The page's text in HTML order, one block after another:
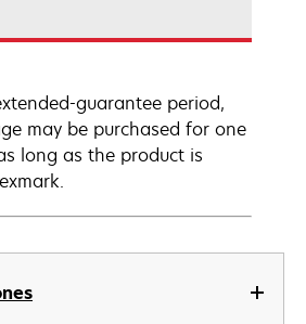
guarantee period,
may be purchased for one
long as the product is